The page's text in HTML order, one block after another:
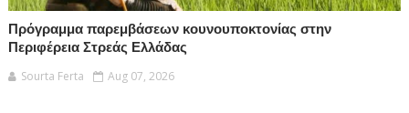
Πρόγραμμα παρεμβάσεων κουνουποκτονίας στην
Περιφέρεια Στρεάς Ελλάδας
Sourta Ferta
Aug 07, 2026